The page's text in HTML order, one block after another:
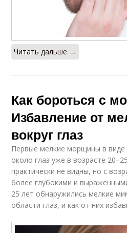
Читать дальше →
Как бороться с
Избавление от
вокруг глаз
Первые мелкие морщины в
около глаз уже в возрасте
практически не видны, но с
более глубокими и
25 лет обнаружились мелкие
области глаз, и как от них